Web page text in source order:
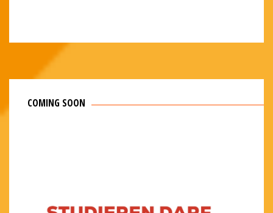
COMING SOON